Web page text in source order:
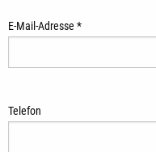
E-Mail-Adresse *
Telefon